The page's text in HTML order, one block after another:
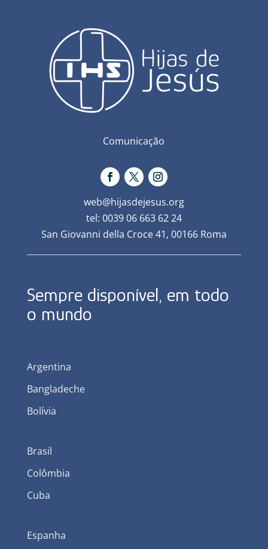
Comunicação
web@hijasdejesus.org
tel: 0039 06 663 62 24
San Giovanni della Croce 41, 00166 Roma
Sempre disponível, em todo
o mundo
Argentina
Bangladeche
Bolívia
Brasil
Colômbia
Cuba
Espanha